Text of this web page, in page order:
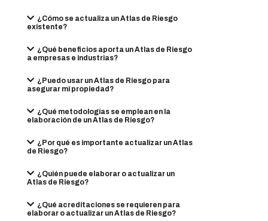
¿Cómo se actualiza un Atlas de Riesgo
existente?
¿Qué beneficios aporta un Atlas de Riesgo
a empresas e industrias?
¿Puedo usar un Atlas de Riesgo para
asegurar mi propiedad?
¿Qué metodologías se emplean en la
elaboración de un Atlas de Riesgo?
¿Por qué es importante actualizar un Atlas
de Riesgo?
¿Quién puede elaborar o actualizar un
Atlas de Riesgo?
¿Qué acreditaciones se requieren para
elaborar o actualizar un Atlas de Riesgo?